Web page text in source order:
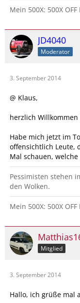
Mein 500X: 500X
JD4040
Moderator
3. September 2014
@ Klaus,
herzlich
Habe mich jetzt im
offensichtlich Leute,
Mal schauen,
Pessimisten stehen
den Wolken.
Mein 500X: 500X
Mitglied
3. September 2014
Hallo, ich grüße mal